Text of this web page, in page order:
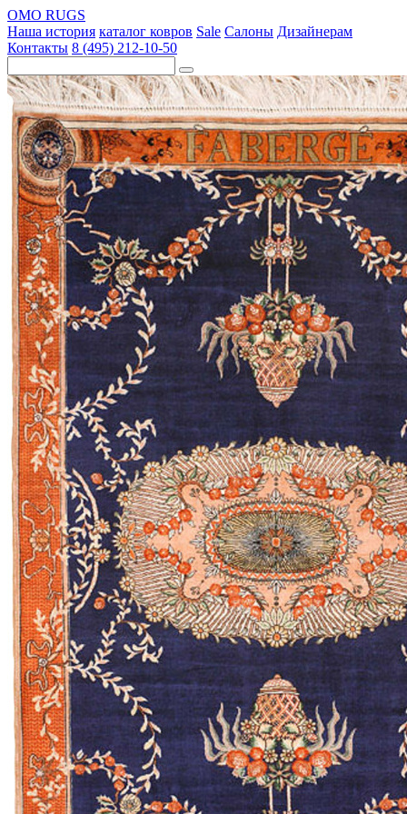
OMO RUGS
Наша история каталог ковров Sale Салоны Дизайнерам
Контакты 8 (495) 212-10-50